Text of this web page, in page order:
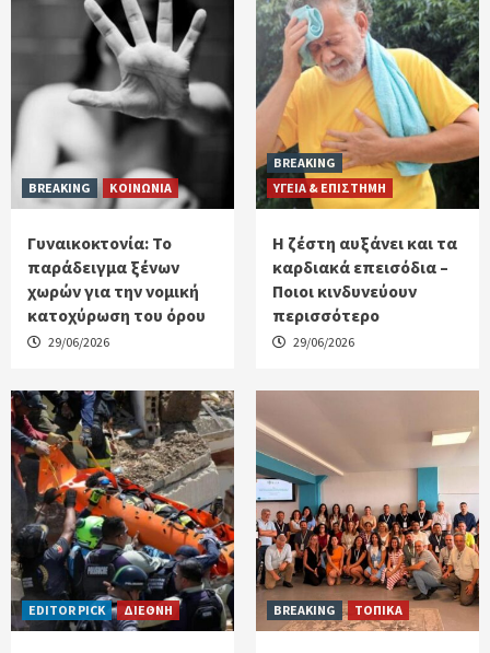
BREAKING ΚΟΙΝΩΝΙΑ
Γυναικοκτονία: Το
παράδειγμα ξένων
χωρών για την νομική
κατοχύρωση του όρου
29/06/2026
BREAKING
ΥΓΕΙΑ & ΕΠΙΣΤΗΜΗ
Η ζέστη αυξάνει και τα
καρδιακά επεισόδια –
Ποιοι κινδυνεύουν
περισσότερο
29/06/2026
EDITOR PICK ΔΙΕΘΝΗ BREAKING ΤΟΠΙΚΑ